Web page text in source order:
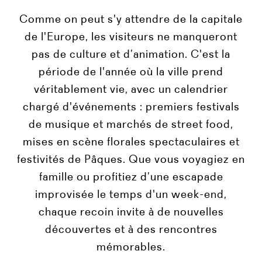
Comme on peut s'y attendre de la capitale
de l'Europe, les visiteurs ne manqueront
pas de culture et d’animation. C'est la
période de l'année où la ville prend
véritablement vie, avec un calendrier
chargé d'événements : premiers festivals
de musique et marchés de street food,
mises en scène florales spectaculaires et
festivités de Pâques. Que vous voyagiez en
famille ou profitiez d’une escapade
improvisée le temps d'un week-end,
chaque recoin invite à de nouvelles
découvertes et à des rencontres
mémorables.